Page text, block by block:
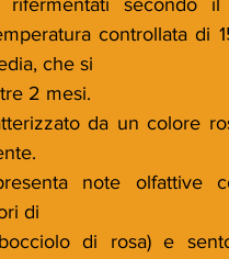
rifermentati secondo
controllata di
che si
2 mesi.
da un colore
note olfattive
di
di rosa) e